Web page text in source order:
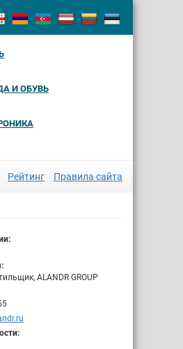
И ОБУВЬ
Рейтинг Правила сайта
ALANDR GROUP